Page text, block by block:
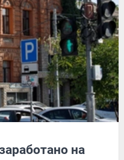
на